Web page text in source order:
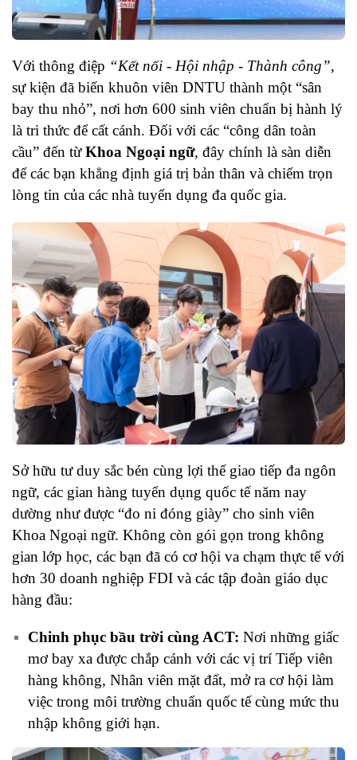
Với thông điệp “Kết nối - Hội nhập - Thành công”,
sự kiện đã biến khuôn viên DNTU thành một “sân
bay thu nhỏ”, nơi hơn 600 sinh viên chuẩn bị hành lý
là tri thức để cất cánh. Đối với các “công dân toàn
cầu” đến từKhoa Ngoại ngữ, đây chính là sàn diễn
để các bạn khẳng định giá trị bản thân và chiếm trọn
lòng tin của các nhà tuyển dụng đa quốc gia.
Sở hữu tư duy sắc bén cùng lợi thế giao tiếp đa ngôn
ngữ, các gian hàng tuyển dụng quốc tế năm nay
dường như được “đo ni đóng giày” cho sinh viên
Khoa Ngoại ngữ. Không còn gói gọn trong không
gian lớp học, các bạn đã có cơ hội va chạm thực tế với
hơn 30 doanh nghiệp FDI và các tập đoàn giáo dục
hàng đầu:
Chinh phục bầu trời cùng ACT: Nơi những giấc
mơ bay xa được chắp cánh với các vị trí Tiếp viên
hàng không, Nhân viên mặt đất, mở ra cơ hội làm
việc trong môi trường chuẩn quốc tế cùng mức thu
nhập không giới hạn.